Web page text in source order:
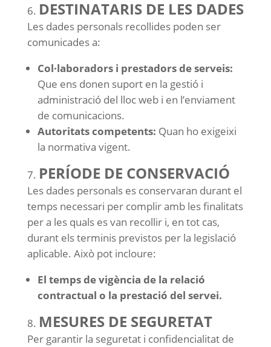
DESTINATARIS DE LES DADES
Les dades personals recollides poden ser
comunicades a:
Col·laboradors i prestadors de serveis:
Que ens donen suport en la gestió i
administració del lloc web i en l’enviament
de comunicacions.
Autoritats competents: Quan ho exigeixi
la normativa vigent.
PERÍODE DE CONSERVACIÓ
Les dades personals es conservaran durant el
temps necessari per complir amb les finalitats
per a les quals es van recollir i, en tot cas,
durant els terminis previstos per la legislació
aplicable. Això pot incloure:
El temps de vigència de la relació
contractual o la prestació del servei.
MESURES DE SEGURETAT
Per garantir la seguretat i confidencialitat de